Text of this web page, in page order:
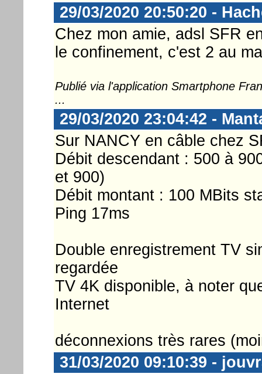
29/03/2020 20:50:20 -
Chez mon amie, adsl SFR
le confinement, c'est 2 au
Publié via l'application Smartphone
...
29/03/2020 23:04:42 -
Sur NANCY en câble chez
Débit descendant : 500 à
et 900)
Débit montant : 100 MBits
Ping 17ms
Double enregistrement TV
regardée
TV 4K disponible, à noter
Internet
déconnexions très rares
31/03/2020 09:10:39 -